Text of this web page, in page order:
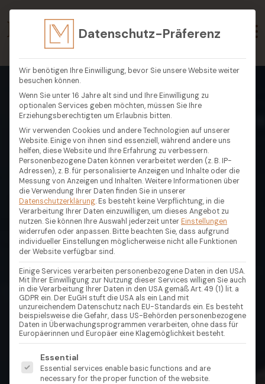
Datenschutz-Präferenz
Wir benötigen Ihre Einwilligung, bevor Sie unsere Website weiter
besuchen können.
Wenn Sie unter 16 Jahre alt sind und Ihre Einwilligung zu
optionalen Services geben möchten, müssen Sie Ihre
Erziehungsberechtigten um Erlaubnis bitten.
Wir verwenden Cookies und andere Technologien auf unserer
Website. Einige von ihnen sind essenziell, während andere uns
helfen, diese Website und Ihre Erfahrung zu verbessern.
Personenbezogene Daten können verarbeitet werden (z. B. IP-
Adressen), z. B. für personalisierte Anzeigen und Inhalte oder die
Messung von Anzeigen und Inhalten.Weitere Informationen über
die Verwendung Ihrer Daten finden Sie in unserer
Datenschutzerklärung. Es besteht keine Verpflichtung, in die
Verarbeitung Ihrer Daten einzuwilligen, um dieses Angebot zu
nutzen. Sie können Ihre Auswahl jederzeit unter Einstellungen
widerrufen oder anpassen. Bitte beachten Sie, dass aufgrund
individueller Einstellungen möglicherweise nicht alle Funktionen
der Website verfügbar sind.
Einige Services verarbeiten personenbezogene Daten in den USA.
Mit Ihrer Einwilligung zur Nutzung dieser Services willigen Sie auch
in die Verarbeitung Ihrer Daten in den USA gemäß Art. 49 (1) lit. a
GDPR ein. Der EuGH stuft die USA als ein Land mit
unzureichendem Datenschutz nach EU-Standards ein. Es besteht
beispielsweise die Gefahr, dass US-Behörden personenbezogene
Daten in Überwachungsprogrammen verarbeiten, ohne dass für
Europäerinnen und Europäer eine Klagemöglichkeit besteht.
Es folgt eine Liste der Service-Gruppen, für die eine
Essential
Essential services enable basic functions and are
necessary for the proper function of the website.